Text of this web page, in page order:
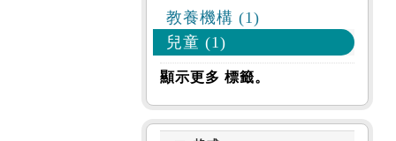
教養機構 (1)
兒童 (1)
顯示更多 標籤。